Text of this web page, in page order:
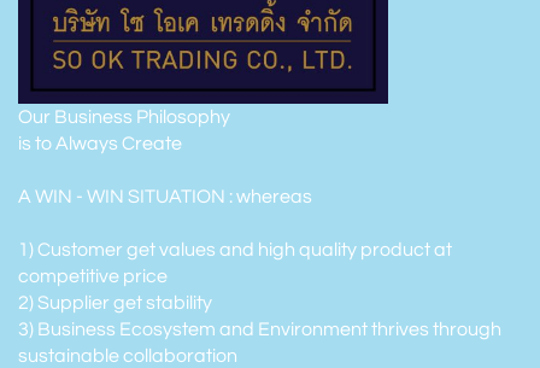
Our Business Philosophy
is to Always Create
A WIN - WIN SITUATION : whereas
1) Customer get values and high quality product at
competitive price
2) Supplier get stability
3) Business Ecosystem and Environment thrives through
sustainable collaboration